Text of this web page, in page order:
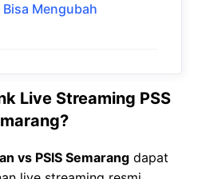
Mengubah
Live Streaming PSS
vs PSIS Semarang dapat